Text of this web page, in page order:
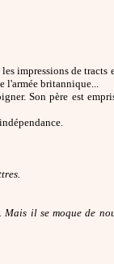
impressions de tracts
britannique...
Son père est
il se moque de